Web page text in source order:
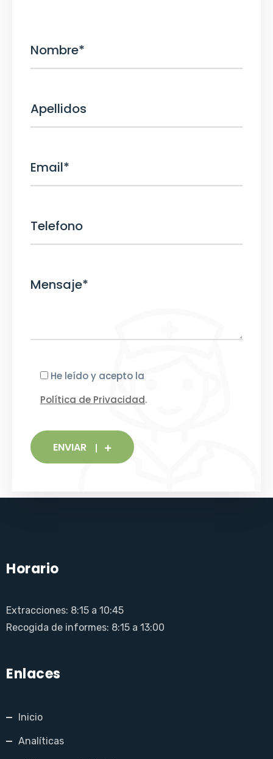
He leído y acepto la
Política de Privacidad.
ENVIAR
Horario
Extracciones: 8:15 a 10:45
Recogida de informes: 8:15 a 13:00
Enlaces
Inicio
Analíticas